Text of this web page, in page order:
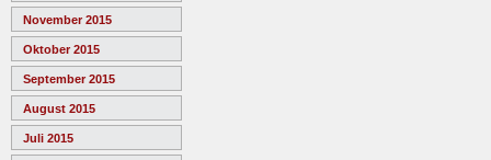
November 2015
Oktober 2015
September 2015
August 2015
Juli 2015